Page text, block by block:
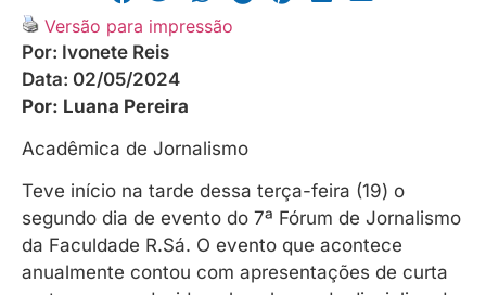
Versão para impressão
Por: Ivonete Reis
Data: 02/05/2024
Por: Luana Pereira
Acadêmica de Jornalismo
Teve início na tarde dessa terça-feira (19) o
segundo dia de evento do 7ª Fórum de Jornalismo
da Faculdade R.Sá. O evento que acontece
anualmente contou com apresentações de curta